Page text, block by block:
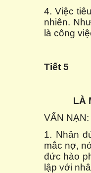
4. Việc
nhiên.
là công
Tiết 5
LÀ
VẤN
1. Nhân
mắc nợ,
đức hào
lập với